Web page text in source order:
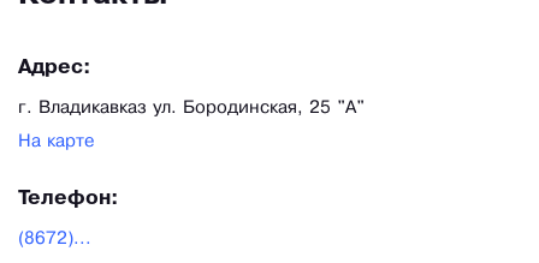
Адрес:
г. Владикавказ ул. Бородинская, 25 "А"
На карте
Телефон:
(8672)...